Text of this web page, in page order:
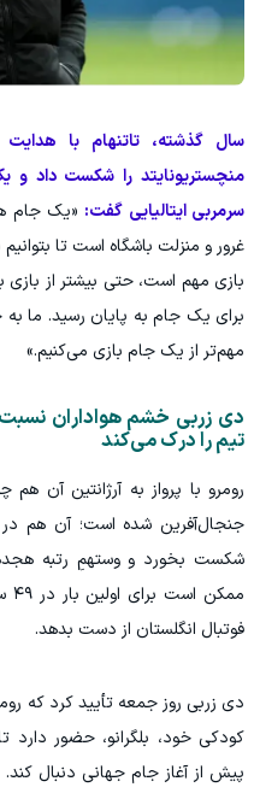
سال گذشته، تاتنهام با هدایت
منچستریونایتد را شکست داد و
سرمربی ایتالیایی گفت: «یک جام
غرور و منزلت باشگاه است تا
بازی مهم است، حتی بیشتر از
برای یک جام به پایان رسید. ما به
مهم‌تر از یک جام بازی می‌کنیم.»
دی زربی خشم هواداران نسبت
تیم را درک می‌کند
رومرو با پرواز به آرژانتین آن هم
جنجال‌آفرین شده است؛ آن هم در
شکست بخورد و وستهمِ رتبه
فوتبال انگلستان از دست بدهد.
دی زربی روز جمعه تأیید کرد که
کودکی خود، بلگرانو، حضور
پیش از آغاز جام جهانی دنبال